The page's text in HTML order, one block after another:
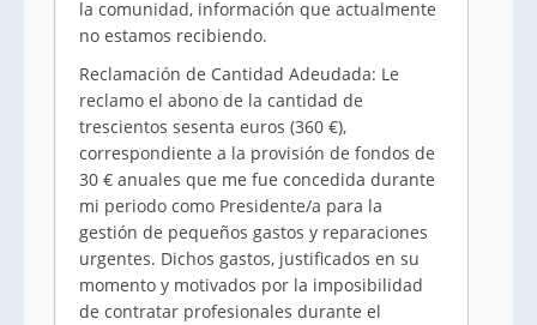
la comunidad, información que actualmente
no estamos recibiendo.
Reclamación de Cantidad Adeudada: Le
reclamo el abono de la cantidad de
trescientos sesenta euros (360 €),
correspondiente a la provisión de fondos de
30 € anuales que me fue concedida durante
mi periodo como Presidente/a para la
gestión de pequeños gastos y reparaciones
urgentes. Dichos gastos, justificados en su
momento y motivados por la imposibilidad
de contratar profesionales durante el